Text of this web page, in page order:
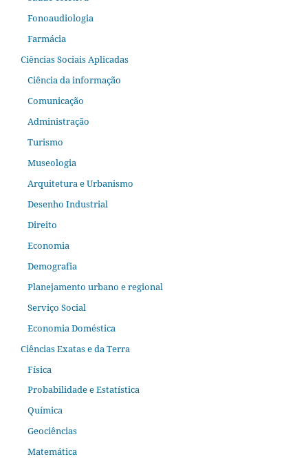
Fonoaudiologia
Farmácia
Ciências Sociais Aplicadas
Ciência da informação
Comunicação
Administração
Turismo
Museologia
Arquitetura e Urbanismo
Desenho Industrial
Direito
Economia
Demografia
Planejamento urbano e regional
Serviço Social
Economia Doméstica
Ciências Exatas e da Terra
Física
Probabilidade e Estatística
Química
Geociências
Matemática